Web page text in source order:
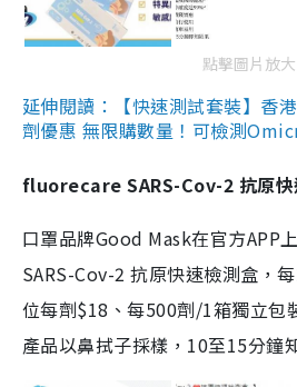
點擊圖片放大
延伸閱讀：【快速測試套裝】香
劑優惠 無限購數量！可檢測
fluorecare SARS-Cov-2 抗原快
口罩品牌Good Mask在官方APP
SARS-Cov-2 抗原快速檢測盒，
位每劑$18、每500劑/1箱獨立包
產品以鼻拭子採樣，10至15分鐘